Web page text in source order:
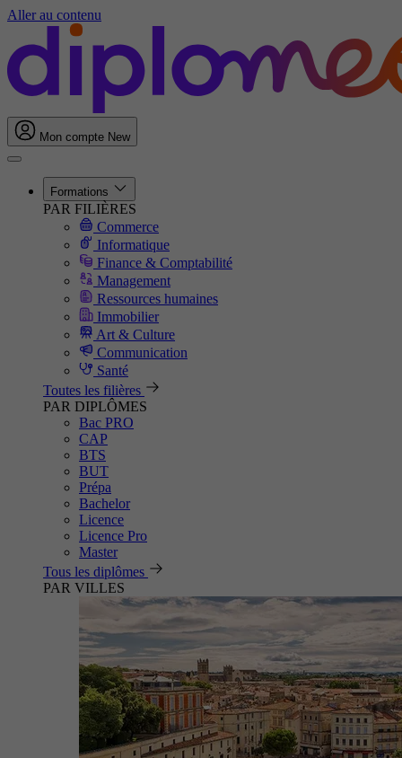
Aller au contenu
Mon compte New
Formations
PAR FILIÈRES
Commerce
Informatique
Finance & Comptabilité
Management
Ressources humaines
Immobilier
Art & Culture
Communication
Santé
Toutes les filières
PAR DIPLÔMES
Bac PRO
CAP
BTS
BUT
Prépa
Bachelor
Licence
Licence Pro
Master
Tous les diplômes
PAR VILLES